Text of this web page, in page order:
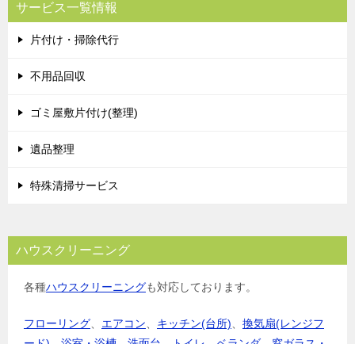
サービス一覧情報
片付け・掃除代行
不用品回収
ゴミ屋敷片付け(整理)
遺品整理
特殊清掃サービス
ハウスクリーニング
各種ハウスクリーニングも対応しております。
フローリング エアコン キッチン(台所)
換気扇(レンジフ